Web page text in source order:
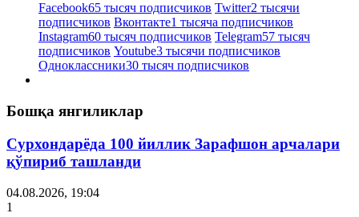
Facebook65 тысяч подписчиков Twitter2 тысячи
подписчиков Вконтакте1 тысяча подписчиков
Instagram60 тысяч подписчиков Telegram57 тысяч
подписчиков Youtube3 тысячи подписчиков
Одноклассники30 тысяч подписчиков
Бошқа янгиликлар
Сурхондарёда 100 йиллик Зарафшон арчалари
қўпириб ташланди
04.08.2026, 19:04
1